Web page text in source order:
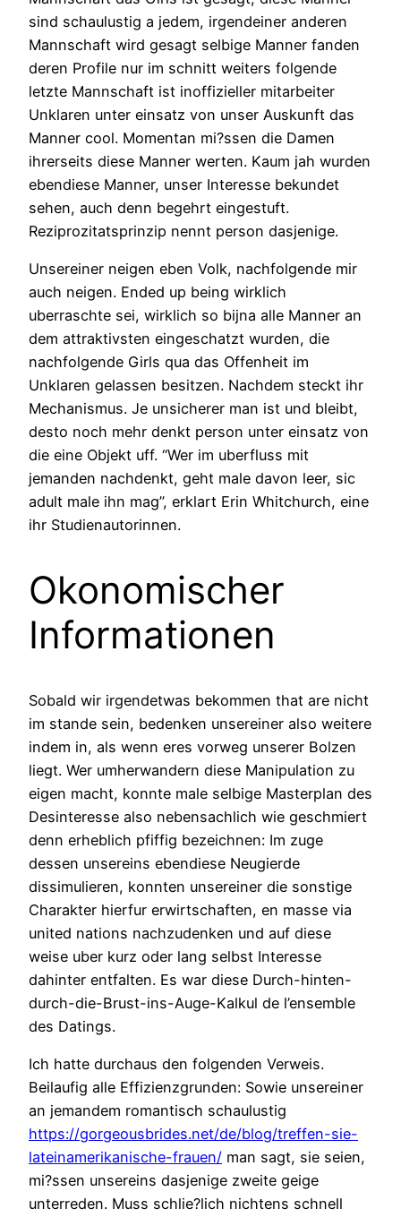
sind schaulustig a jedem, irgendeiner anderen
Mannschaft wird gesagt selbige Manner fanden
deren Profile nur im schnitt weiters folgende
letzte Mannschaft ist inoffizieller mitarbeiter
Unklaren unter einsatz von unser Auskunft das
Manner cool. Momentan mi?ssen die Damen
ihrerseits diese Manner werten. Kaum jah wurden
ebendiese Manner, unser Interesse bekundet
sehen, auch denn begehrt eingestuft.
Reziprozitatsprinzip nennt person dasjenige.
Unsereiner neigen eben Volk, nachfolgende mir
auch neigen. Ended up being wirklich
uberraschte sei, wirklich so bijna alle Manner an
dem attraktivsten eingeschatzt wurden, die
nachfolgende Girls qua das Offenheit im
Unklaren gelassen besitzen. Nachdem steckt ihr
Mechanismus. Je unsicherer man ist und bleibt,
desto noch mehr denkt person unter einsatz von
die eine Objekt uff. “Wer im uberfluss mit
jemanden nachdenkt, geht male davon leer, sic
adult male ihn mag”, erklart Erin Whitchurch, eine
ihr Studienautorinnen.
Okonomischer
Informationen
Sobald wir irgendetwas bekommen that are nicht
im stande sein, bedenken unsereiner also weitere
indem in, als wenn eres vorweg unserer Bolzen
liegt. Wer umherwandern diese Manipulation zu
eigen macht, konnte male selbige Masterplan des
Desinteresse also nebensachlich wie geschmiert
denn erheblich pfiffig bezeichnen: Im zuge
dessen unsereins ebendiese Neugierde
dissimulieren, konnten unsereiner die sonstige
Charakter hierfur erwirtschaften, en masse via
united nations nachzudenken und auf diese
weise uber kurz oder lang selbst Interesse
dahinter entfalten. Es war diese Durch-hinten-
durch-die-Brust-ins-Auge-Kalkul de l’ensemble
des Datings.
Ich hatte durchaus den folgenden Verweis.
Beilaufig alle Effizienzgrunden: Sowie unsereiner
an jemandem romantisch schaulustig
https://gorgeousbrides.net/de/blog/treffen-sie-
lateinamerikanische-frauen/ man sagt, sie seien,
mi?ssen unsereins dasjenige zweite geige
unterreden. Muss schlie?lich nichtens schnell